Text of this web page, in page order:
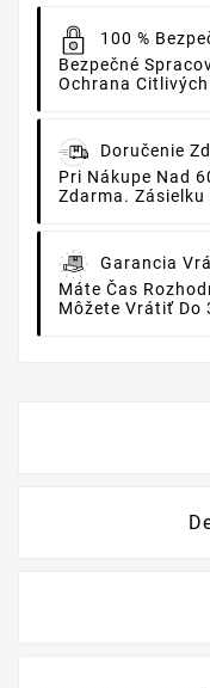
100 %
Bezpečné
Ochrana Citlivých
Doručenie
Pri Nákupe Nad
Zdarma. Zásielku
Garancia
Máte Čas
Môžete Vrátiť Do